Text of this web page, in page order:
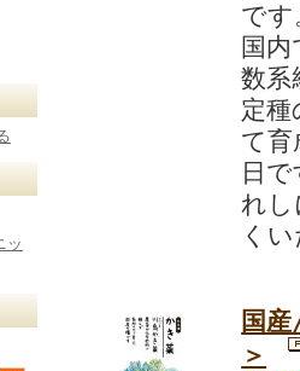
ッ
で
国
数系
定種
て育
日
れし
く
国
＞